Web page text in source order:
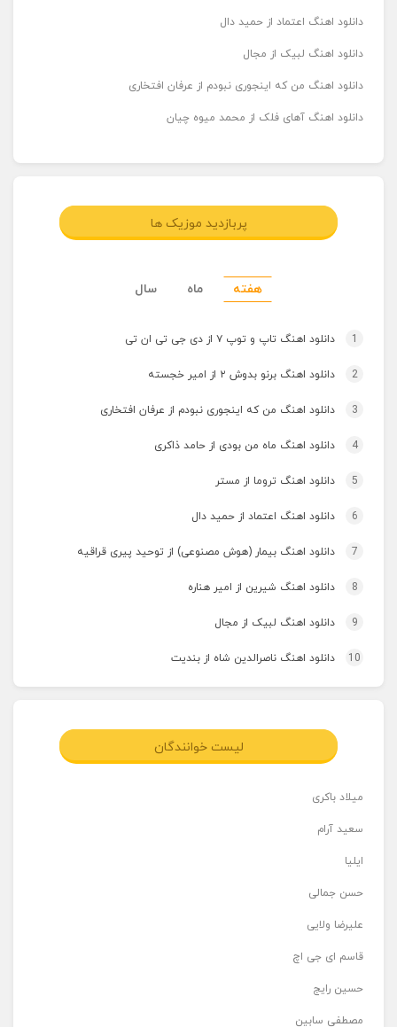
دانلود اهنگ اعتماد از حمید دال
دانلود اهنگ لبیک از مجال
دانلود اهنگ من که اینجوری نبودم از عرفان افتخاری
دانلود اهنگ آهای فلک از محمد میوه چیان
پربازدید موزیک ها
هفته ماه سال
1 دانلود اهنگ تاپ و توپ ۷ از دی جی تی ان تی
2 دانلود اهنگ برنو بدوش ۲ از امیر خجسته
3 دانلود اهنگ من که اینجوری نبودم از عرفان افتخاری
4 دانلود اهنگ ماه من بودی از حامد ذاکری
5 دانلود اهنگ تروما از مستر
6 دانلود اهنگ اعتماد از حمید دال
7 دانلود اهنگ بیمار (هوش مصنوعی) از توحید پیری قراقیه
8 دانلود اهنگ شیرین از امیر هناره
9 دانلود اهنگ لبیک از مجال
10 دانلود اهنگ ناصرالدین شاه از بندیت
لیست خوانندگان
میلاد باکری
سعید آرام
ایلیا
حسن جمالی
علیرضا ولایی
قاسم ای جی اچ
حسین رایج
مصطفی سابین